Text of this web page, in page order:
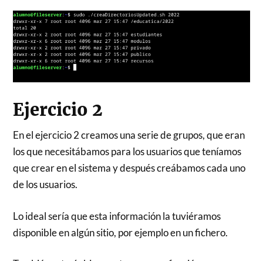
Ejercicio 2
En el ejercicio 2 creamos una serie de grupos, que eran
los que necesitábamos para los usuarios que teníamos
que crear en el sistema y después creábamos cada uno
de los usuarios.
Lo ideal sería que esta información la tuviéramos
disponible en algún sitio, por ejemplo en un fichero.